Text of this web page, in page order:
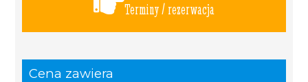
Terminy / rezerwacja
Cena zawiera